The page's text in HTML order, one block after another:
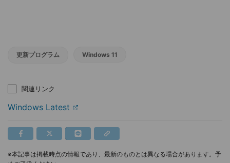
更新プログラム Windows 11
関連リンク
Windows Latest
※本記事は掲載時点の情報であり、最新のものとは異なる場合があります。予